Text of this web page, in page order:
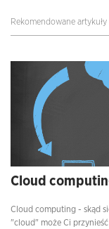
Rekomendowane artykuły
Cloud
Cloud computing - skąd
"cloud" może Ci